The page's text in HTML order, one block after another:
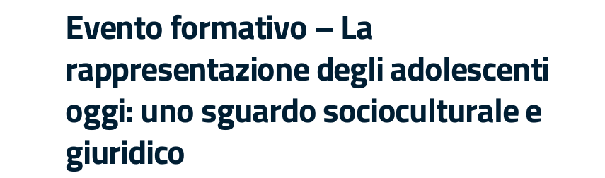
Evento formativo – La
rappresentazione degli adolescenti
oggi: uno sguardo socioculturale e
giuridico